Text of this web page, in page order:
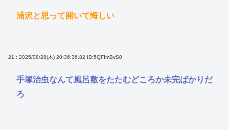
浦沢と思って開いて悔しい
21 : 2025/08/28(木) 20:36:36.82 ID:5QFImBvS0
手塚治虫なんて風呂敷をたたむどころか未完ばかりだ
ろ